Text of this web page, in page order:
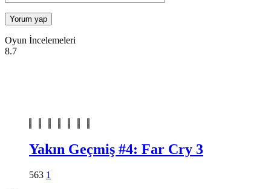
Oyun İncelemeleri
8.7
Yakın Geçmiş #4: Far Cry 3
563 1